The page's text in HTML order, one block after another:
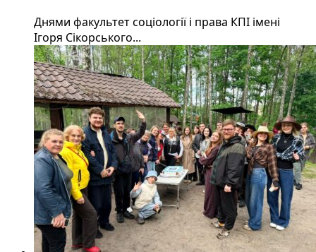
Днями факультет соціології і права КПІ імені
Ігоря Сікорського...